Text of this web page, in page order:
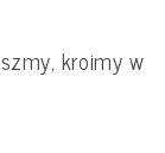
kroimy w